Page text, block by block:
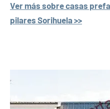
Ver más sobre casas
pilares Sorihuela >>